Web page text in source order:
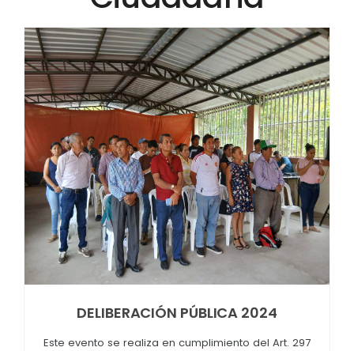
DELIBERACIÓN PÚBLICA 2024
Este evento se realiza en cumplimiento del Art. 297